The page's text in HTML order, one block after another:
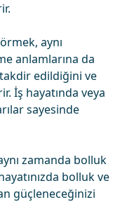
aynı
anlamlarına da
takdir edildiğini ve
İş hayatında veya
sayesinde
zamanda bolluk
bolluk ve
güçleneceğinizi